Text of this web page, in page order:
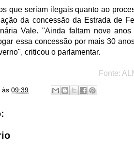
que seriam ilegais quanto ao
da concessão da Estrada de
Vale. "Ainda faltam nove anos
essa concessão por mais 30
criticou o parlamentar.
Fonte:
às 09:39